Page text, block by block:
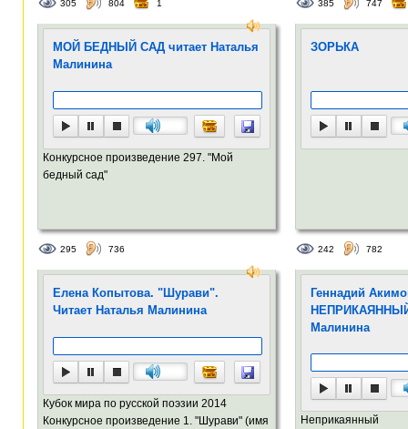
305 804 1 385 747
МОЙ БЕДНЫЙ САД читает Наталья
Малинина
Конкурсное произведение 297. "Мой
бедный сад"
295 736
ЗОРЬКА
242 782
Елена Копытова. "Шурави".
Читает Наталья Малинина
Кубок мира по русской поэзии 2014
Конкурсное произведение 1. "Шурави" (имя
Геннадий
Малинина
Неприкаянный